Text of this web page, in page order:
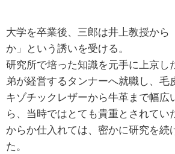
大学を卒業後、三郎は井上教授から
か」という誘いを受ける。
研究所で培った知識を元手に上京し
弟が経営するタンナーへ就職し、毛
キゾチックレザーから牛革まで幅広
ら、当時ではとても貴重とされてい
からか仕入れては、密かに研究を続
た。